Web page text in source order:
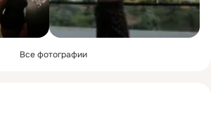
Все фотографии